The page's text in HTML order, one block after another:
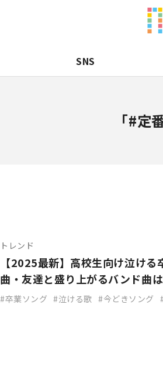
SNS
「#定
トレンド
【2025最新】高校生向け泣け
曲・友達と盛り上がるバンド曲
卒業ソング 泣ける歌 今どきソング